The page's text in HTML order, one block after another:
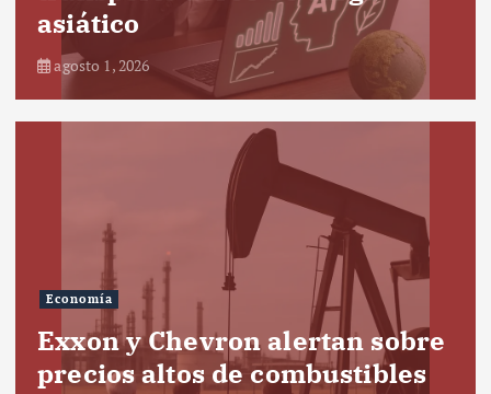
asiático
agosto 1, 2026
Economía
Exxon y Chevron alertan sobre
precios altos de combustibles